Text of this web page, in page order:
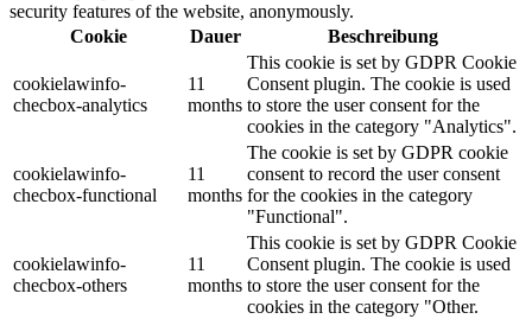
security features of the website, anonymously.
Cookie
Dauer Beschreibung
cookielawinfo-
checbox-analytics
11
months
This cookie is set by GDPR Cookie
Consent plugin. The cookie is used
to store the user consent for the
cookies in the category "Analytics".
cookielawinfo-
checbox-functional
11
months
The cookie is set by GDPR cookie
consent to record the user consent
for the cookies in the category
"Functional".
cookielawinfo-
checbox-others
11
months
This cookie is set by GDPR Cookie
Consent plugin. The cookie is used
to store the user consent for the
cookies in the category "Other.